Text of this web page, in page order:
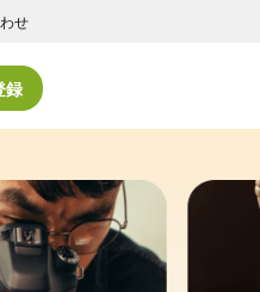
せ
録